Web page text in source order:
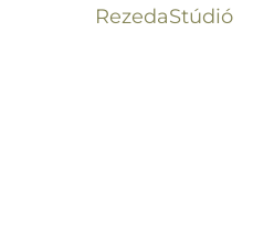
RezedaStúdió